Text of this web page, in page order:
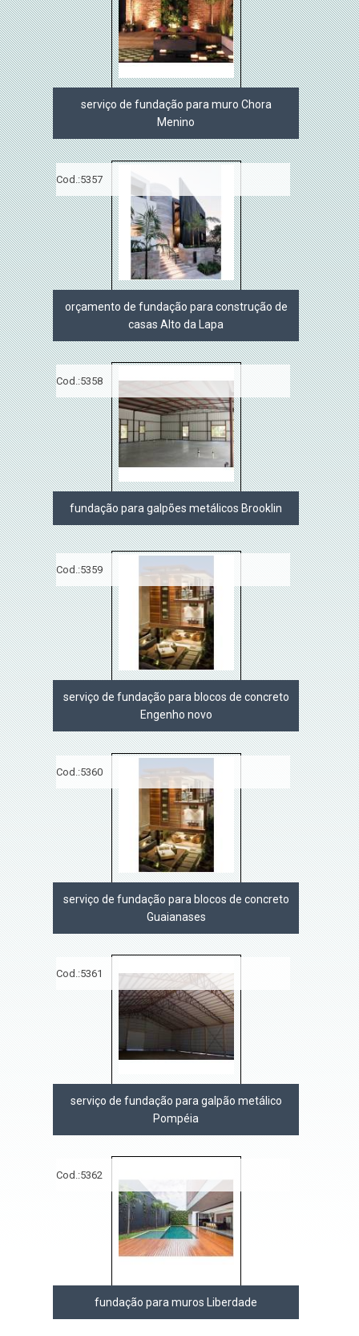
serviço de fundação para muro Chora
Menino
Cod.:5357
orçamento de fundação para construção de
casas Alto da Lapa
Cod.:5358
fundação para galpões metálicos Brooklin
Cod.:5359
serviço de fundação para blocos de concreto
Engenho novo
Cod.:5360
serviço de fundação para blocos de concreto
Guaianases
Cod.:5361
serviço de fundação para galpão metálico
Pompéia
Cod.:5362
fundação para muros Liberdade